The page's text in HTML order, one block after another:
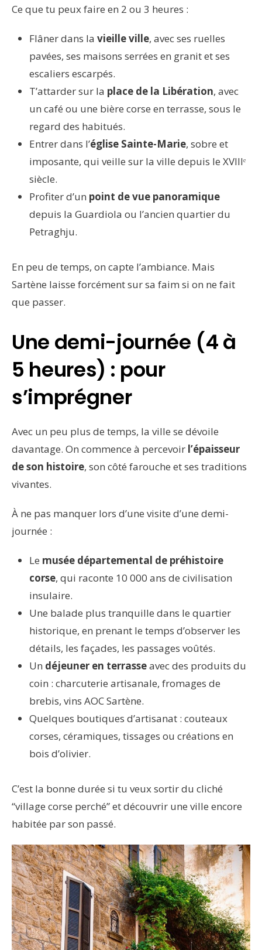
Ce que tu peux faire en 2 ou 3 heures :
Flâner dans la vieille ville, avec ses ruelles
pavées, ses maisons serrées en granit et ses
escaliers escarpés.
T’attarder sur la place de la Libération, avec
un café ou une bière corse en terrasse, sous le
regard des habitués.
Entrer dans l’église Sainte-Marie, sobre et
imposante, qui veille sur la ville depuis le XVIIIᵉ
siècle.
Profiter d’un point de vue panoramique
depuis la Guardiola ou l’ancien quartier du
Petraghju.
En peu de temps, on capte l’ambiance. Mais
Sartène laisse forcément sur sa faim si on ne fait
que passer.
Une demi-journée (4 à
5 heures) : pour
s’imprégner
Avec un peu plus de temps, la ville se dévoile
davantage. On commence à percevoir l’épaisseur
de son histoire, son côté farouche et ses traditions
vivantes.
À ne pas manquer lors d’une visite d’une demi-
journée :
Le musée départemental de préhistoire
corse, qui raconte 10 000 ans de civilisation
insulaire.
Une balade plus tranquille dans le quartier
historique, en prenant le temps d’observer les
détails, les façades, les passages voûtés.
Un déjeuner en terrasseavec des produits du
coin : charcuterie artisanale, fromages de
brebis, vins AOC Sartène.
Quelques boutiques d’artisanat : couteaux
corses, céramiques, tissages ou créations en
bois d’olivier.
C’est la bonne durée si tu veux sortir du cliché
“village corse perché” et découvrir une ville encore
habitée par son passé.